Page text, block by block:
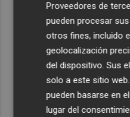
Proveedores de
pueden procesar
otros fines, incluido
geolocalización
del dispositivo. Sus
solo a este sitio
pueden basarse en
lugar del